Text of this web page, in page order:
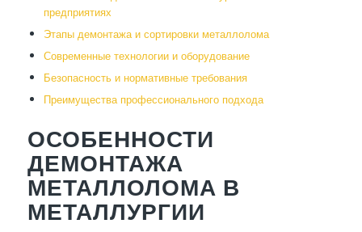
предприятиях
Этапы демонтажа и сортировки металлолома
Современные технологии и оборудование
Безопасность и нормативные требования
Преимущества профессионального подхода
ОСОБЕННОСТИ
ДЕМОНТАЖА
МЕТАЛЛОЛОМА В
МЕТАЛЛУРГИИ